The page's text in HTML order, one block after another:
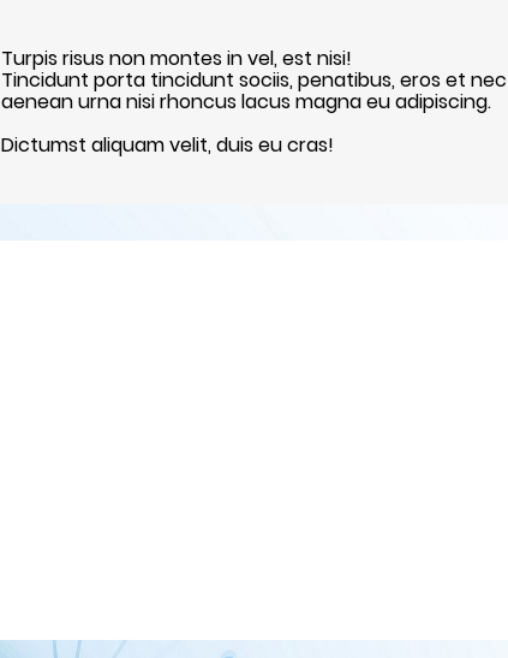
Turpis risus non montes in vel, est nisi!
Tincidunt porta tincidunt sociis, penatibus, eros et nec
aenean urna nisi rhoncus lacus magna eu adipiscing.
Dictumst aliquam velit, duis eu cras!